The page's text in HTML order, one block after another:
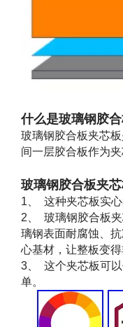
什么是玻璃钢胶
玻璃钢胶合板夹芯
间一层胶合板作为夹
玻璃钢胶合板夹
1、 这种夹芯板实心
2、 玻璃钢胶合板
璃钢表面耐腐蚀、
心基材，让整板变得
3、 这个夹芯板可
单。